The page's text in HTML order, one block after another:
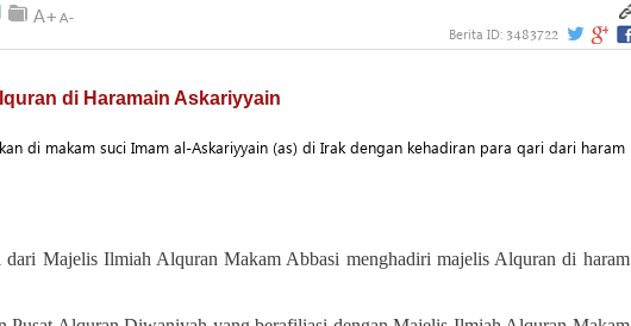
Berita ID: 3483722
di Haramain Askariyyain
di makam suci Imam al-Askariyyain (as) di Irak dengan kehadiran para qari dari haram
Majelis Ilmiah Alquran Makam Abbasi menghadiri majelis Alquran di haram